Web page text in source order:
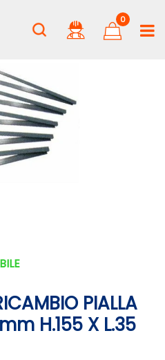
0
PIALLA
H.155 X L.35